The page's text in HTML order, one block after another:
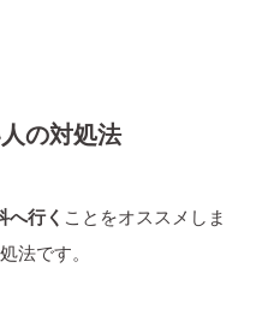
の対処法
へ行く ことをオススメしま
法です。